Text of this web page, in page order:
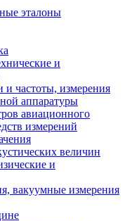
эталоны
и
и частоты, измерения
аппаратуры
авиационного
измерений
величин
и
вакуумные измерения